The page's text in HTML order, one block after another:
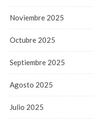
Noviembre 2025
Octubre 2025
Septiembre 2025
Agosto 2025
Julio 2025